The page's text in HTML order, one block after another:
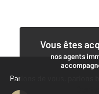
Vous êtes
nos agents
Parlons de vous, parlons